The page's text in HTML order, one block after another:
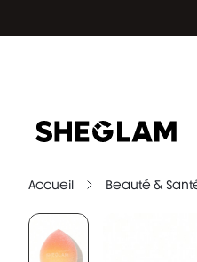
Accueil Beauté &